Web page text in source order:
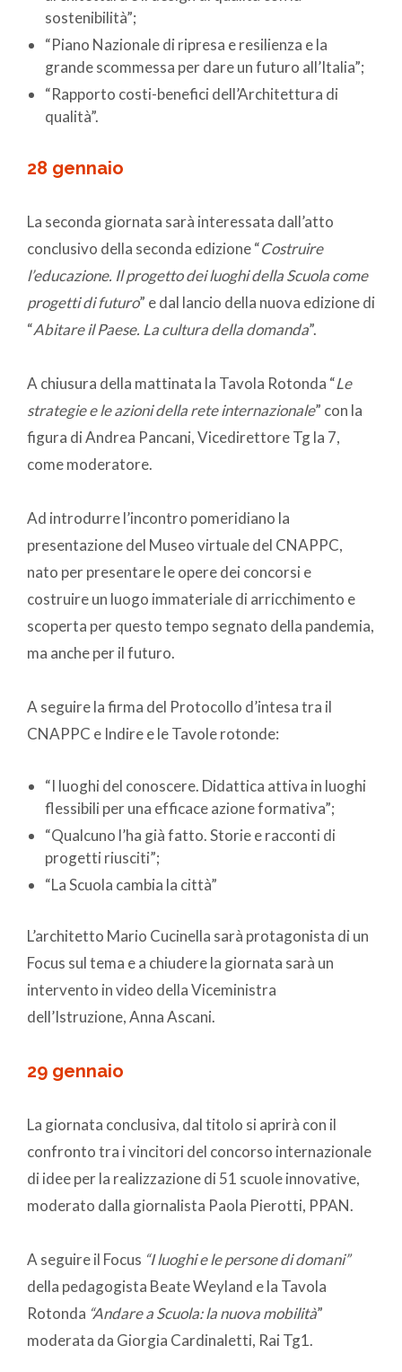
sostenibilità”;
“Piano Nazionale di ripresa e resilienza e la
grande scommessa per dare un futuro all’Italia”;
“Rapporto costi-benefici dell’Architettura di
qualità”.
28 gennaio
La seconda giornata sarà interessata dall’atto
conclusivo della seconda edizione “Costruire
l’educazione. Il progetto dei luoghi della Scuola come
progetti di futuro” e dal lancio della nuova edizione di
“Abitare il Paese. La cultura della domanda”.
A chiusura della mattinata la Tavola Rotonda “Le
strategie e le azioni della rete internazionale” con la
figura di Andrea Pancani, Vicedirettore Tg la 7,
come moderatore.
Ad introdurre l’incontro pomeridiano la
presentazione del Museo virtuale del CNAPPC,
nato per presentare le opere dei concorsi e
costruire un luogo immateriale di arricchimento e
scoperta per questo tempo segnato della pandemia,
ma anche per il futuro.
A seguire la firma del Protocollo d’intesa tra il
CNAPPC e Indire e le Tavole rotonde:
“I luoghi del conoscere. Didattica attiva in luoghi
flessibili per una efficace azione formativa”;
“Qualcuno l’ha già fatto. Storie e racconti di
progetti riusciti”;
“La Scuola cambia la città”
L’architetto Mario Cucinella sarà protagonista di un
Focus sul tema e a chiudere la giornata sarà un
intervento in video della Viceministra
dell’Istruzione, Anna Ascani.
29 gennaio
La giornata conclusiva, dal titolo si aprirà con il
confronto tra i vincitori del concorso internazionale
di idee per la realizzazione di 51 scuole innovative,
moderato dalla giornalista Paola Pierotti, PPAN.
A seguire il Focus “I luoghi e le persone di domani”
della pedagogista Beate Weyland e la Tavola
Rotonda “Andare a Scuola: la nuova mobilità”
moderata da Giorgia Cardinaletti, Rai Tg1.